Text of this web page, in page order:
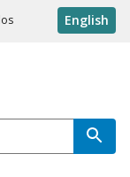
English